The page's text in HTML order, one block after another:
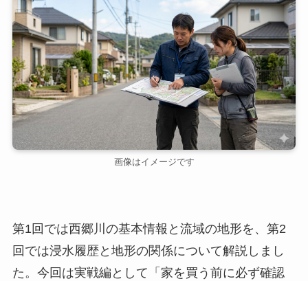
画像はイメージです
第1回では西郷川の基本情報と流域の地形を、第2
回では浸水履歴と地形の関係について解説しまし
た。今回は実戦編として「家を買う前に必ず確認